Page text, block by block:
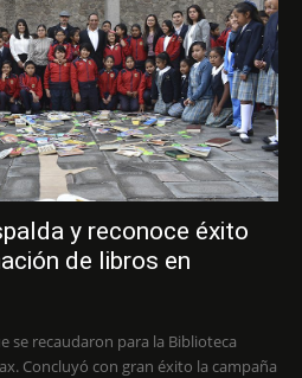
y reconoce éxito
de libros en
se recaudaron para la Biblioteca